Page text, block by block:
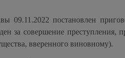
09.11.2022 постановлен
за совершение преступления,
вверенного виновному).